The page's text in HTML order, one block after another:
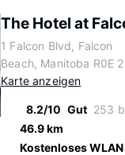
The Hotel at
1 Falcon Blvd, Falcon
Beach, Manitoba R0E
Karte anzeigen
8.2/10 Gut 253
46.9 km
Kostenloses WLAN